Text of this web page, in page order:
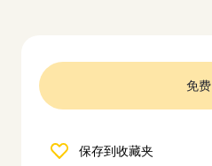
免费
保存到收藏夹